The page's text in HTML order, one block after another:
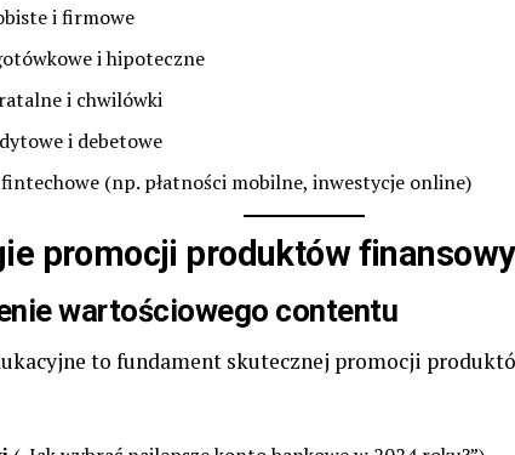
i firmowe
i hipoteczne
i chwilówki
i debetowe
(np. płatności mobilne, inwestycje online)
promocji produktów
wartościowego contentu
to fundament skutecznej promocji